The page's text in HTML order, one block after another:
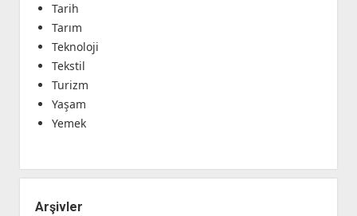
Tarih
Tarım
Teknoloji
Tekstil
Turizm
Yaşam
Yemek
Arşivler